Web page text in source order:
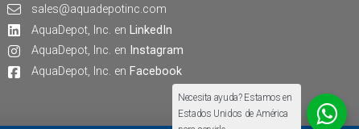
sales@aquadepotinc.com
AquaDepot, Inc. en LinkedIn
AquaDepot, Inc. en Instagram
AquaDepot, Inc. enFacebook
Necesita ayuda? Estamos en
Estados Unidos de América